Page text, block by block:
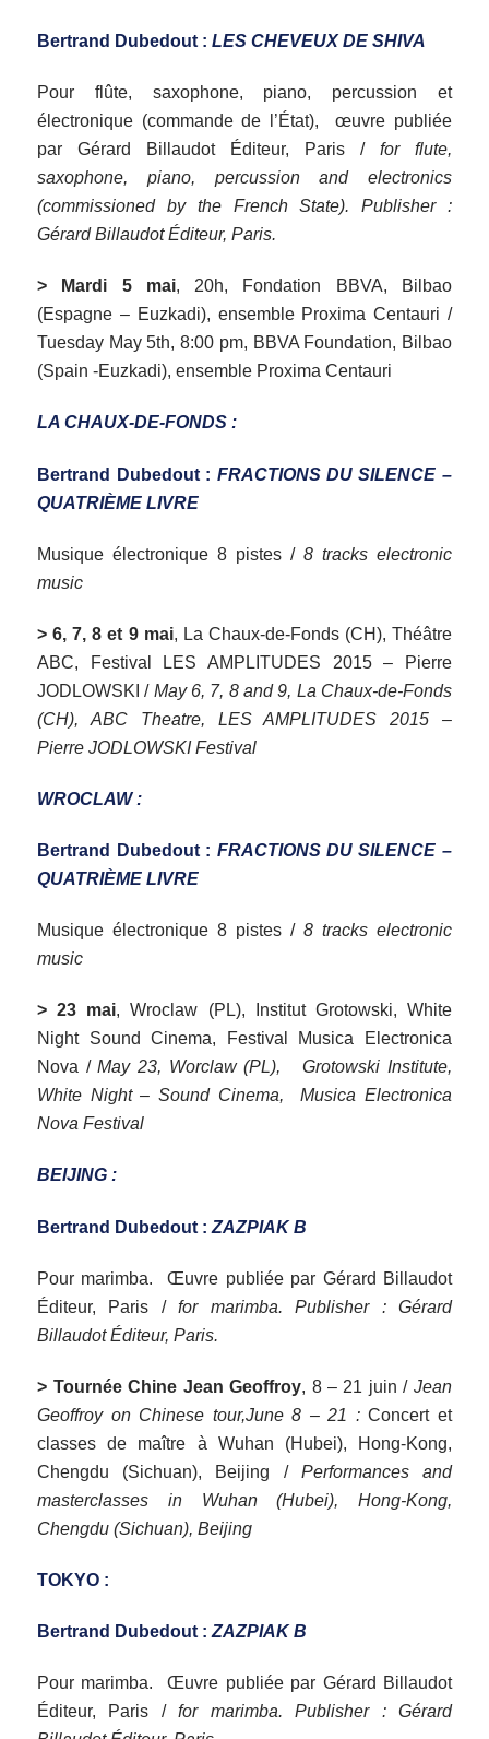
Bertrand Dubedout :LES CHEVEUX DE SHIVA
Pour flûte, saxophone, piano, percussion et
électronique (commande de l’État), œuvre publiée
par Gérard Billaudot Éditeur, Paris / for flute,
saxophone, piano, percussion and electronics
(commissioned by the French State).
Publisher :
Gérard Billaudot Éditeur, Paris.
> Mardi 5 mai, 20h, Fondation BBVA, Bilbao
(Espagne – Euzkadi), ensemble Proxima Centauri /
Tuesday May 5th, 8:00 pm, BBVA Foundation, Bilbao
(Spain -Euzkadi), ensemble Proxima Centauri
LA CHAUX-DE-FONDS :
Bertrand Dubedout : FRACTIONS DU SILENCE –
QUATRIÈME LIVRE
Musique électronique 8 pistes / 8 tracks electronic
music
> 6, 7, 8 et 9 mai, La Chaux-de-Fonds (CH), Théâtre
ABC, Festival LES AMPLITUDES 2015 – Pierre
JODLOWSKI / May 6, 7, 8 and 9, La Chaux-de-Fonds
(CH), ABC Theatre, LES AMPLITUDES 2015 –
Pierre JODLOWSKI Festival
WROCLAW :
Bertrand Dubedout : FRACTIONS DU SILENCE –
QUATRIÈME LIVRE
Musique électronique 8 pistes / 8 tracks electronic
music
> 23 mai, Wroclaw (PL), Institut Grotowski, White
Night Sound Cinema, Festival Musica Electronica
Nova /May 23, Worclaw (PL), Grotowski Institute,
White Night – Sound Cinema, Musica Electronica
Nova Festival
BEIJING :
Bertrand Dubedout :ZAZPIAK B
Pour marimba. Œuvre publiée par Gérard Billaudot
Éditeur, Paris /for marimba. Publisher : Gérard
Billaudot Éditeur, Paris.
> Tournée Chine Jean Geoffroy, 8 – 21 juin / Jean
Geoffroy on Chinese tour,June 8 – 21 :Concert et
classes de maître à Wuhan (Hubei), Hong-Kong,
Chengdu (Sichuan), Beijing / Performances and
masterclasses in Wuhan (Hubei), Hong-Kong,
Chengdu (Sichuan), Beijing
TOKYO :
Bertrand Dubedout :ZAZPIAK B
Pour marimba. Œuvre publiée par Gérard Billaudot
Éditeur, Paris /for marimba. Publisher : Gérard